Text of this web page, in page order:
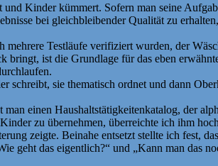
Kinder kümmert. Sofern man seine
bei gleichbleibender Qualität zu
Testläufe verifiziert wurden, der
ist die Grundlage für das eben
sie thematisch ordnet und dann
einen Haushaltstätigkeitenkatalog, der
zu übernehmen, überreichte ich ihm
zeigte. Beinahe entsetzt stellte ich fest,
geht das eigentlich?“ und „Kann man das